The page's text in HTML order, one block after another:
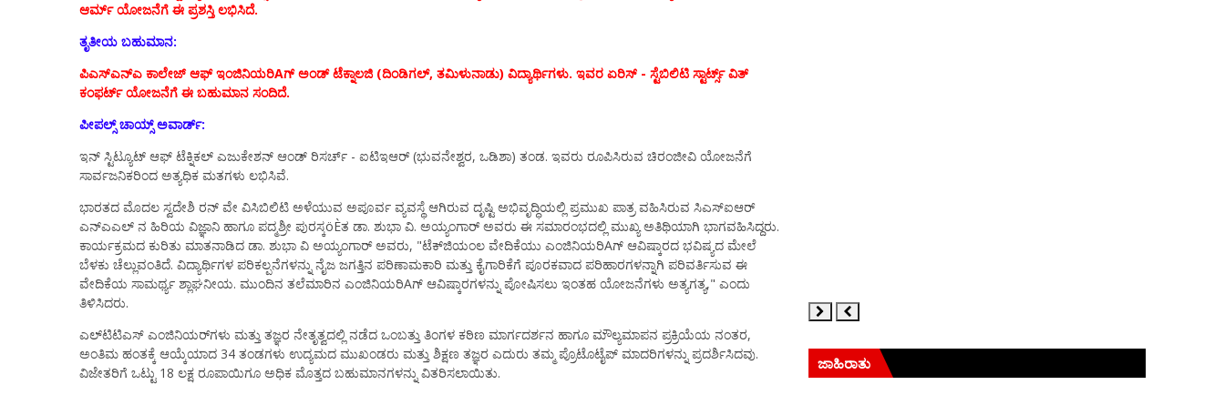
ಆರ್ಮ್ ಯೋಜನೆಗೆ ಈ ಪ್ರಶಸ್ತಿ ಲಭಿಸಿದೆ.
ತೃತೀಯ ಬಹುಮಾನ:
ಪಿಎಸ್‌ಎನ್‌ಎ ಕಾಲೇಜ್ ಆಫ್ ಇಂಜಿನಿಯರಿAಗ್ ಅಂಡ್ ಟೆಕ್ನಾಲಜಿ (ದಿಂಡಿಗಲ್, ತಮಿಳುನಾಡು) ವಿದ್ಯಾರ್ಥಿಗಳು. ಇವರ ಏರಿಸ್ - ಸ್ಟೆಬಿಲಿಟಿ ಸ್ಟಾರ್ಟ್ಸ್ ವಿತ್
ಕಂಫರ್ಟ್ ಯೋಜನೆಗೆ ಈ ಬಹುಮಾನ ಸಂದಿದೆ.
ಪೀಪಲ್ಸ್ ಚಾಯ್ಸ್ ಅವಾರ್ಡ್:
ಇನ್ ಸ್ಟಿಟ್ಯೂಟ್ ಆಫ್ ಟೆಕ್ನಿಕಲ್ ಎಜುಕೇಶನ್ ಆಂಡ್ ರಿಸರ್ಚ್ - ಐಟಿಇಆರ್ (ಭುವನೇಶ್ವರ, ಒಡಿಶಾ) ತಂಡ. ಇವರು ರೂಪಿಸಿರುವ ಚಿರಂಜೀವಿ ಯೋಜನೆಗೆ
ಸಾರ್ವಜನಿಕರಿಂದ ಅತ್ಯಧಿಕ ಮತಗಳು ಲಭಿಸಿವೆ.
ಭಾರತದ ಮೊದಲ ಸ್ವದೇಶಿ ರನ್ ವೇ ವಿಸಿಬಿಲಿಟಿ ಅಳೆಯುವ ಅಪೂರ್ವ ವ್ಯವಸ್ಥೆ ಆಗಿರುವ ದೃಷ್ಟಿ ಅಭಿವೃದ್ಧಿಯಲ್ಲಿ ಪ್ರಮುಖ ಪಾತ್ರ ವಹಿಸಿರುವ ಸಿಎಸ್‌ಐಆರ್
ಎನ್‌ಎಎಲ್ ನ ಹಿರಿಯ ವಿಜ್ಞಾನಿ ಹಾಗೂ ಪದ್ಮಶ್ರೀ ಪುರಸ್ಕöÈತ ಡಾ. ಶುಭಾ ವಿ. ಅಯ್ಯಂಗಾರ್ ಅವರು ಈ ಸಮಾರಂಭದಲ್ಲಿ ಮುಖ್ಯ ಅತಿಥಿಯಾಗಿ ಭಾಗವಹಿಸಿದ್ದರು.
ಕಾರ್ಯಕ್ರಮದ ಕುರಿತು ಮಾತನಾಡಿದ ಡಾ. ಶುಭಾ ವಿ ಅಯ್ಯಂಗಾರ್ ಅವರು, "ಟೆಕ್‌ಜಿಯಂಲ ವೇದಿಕೆಯು ಎಂಜಿನಿಯರಿAಗ್ ಆವಿಷ್ಕಾರದ ಭವಿಷ್ಯದ ಮೇಲೆ
ಬೆಳಕು ಚೆಲ್ಲುವಂತಿದೆ. ವಿದ್ಯಾರ್ಥಿಗಳ ಪರಿಕಲ್ಪನೆಗಳನ್ನು ನೈಜ ಜಗತ್ತಿನ ಪರಿಣಾಮಕಾರಿ ಮತ್ತು ಕೈಗಾರಿಕೆಗೆ ಪೂರಕವಾದ ಪರಿಹಾರಗಳನ್ನಾಗಿ ಪರಿವರ್ತಿಸುವ ಈ
ವೇದಿಕೆಯ ಸಾಮರ್ಥ್ಯ ಶ್ಲಾಘನೀಯ. ಮುಂದಿನ ತಲೆಮಾರಿನ ಎಂಜಿನಿಯರಿAಗ್ ಆವಿಷ್ಕಾರಗಳನ್ನು ಪೋಷಿಸಲು ಇಂತಹ ಯೋಜನೆಗಳು ಅತ್ಯಗತ್ಯ," ಎಂದು
ತಿಳಿಸಿದರು.
ಎಲ್‌ಟಿಟಿಎಸ್ ಎಂಜಿನಿಯರ್‌ಗಳು ಮತ್ತು ತಜ್ಞರ ನೇತೃತ್ವದಲ್ಲಿ ನಡೆದ ಒಂಬತ್ತು ತಿಂಗಳ ಕಠಿಣ ಮಾರ್ಗದರ್ಶನ ಹಾಗೂ ಮೌಲ್ಯಮಾಪನ ಪ್ರಕ್ರಿಯೆಯ ನಂತರ,
ಅಂತಿಮ ಹಂತಕ್ಕೆ ಆಯ್ಕೆಯಾದ 34 ತಂಡಗಳು ಉದ್ಯಮದ ಮುಖಂಡರು ಮತ್ತು ಶಿಕ್ಷಣ ತಜ್ಞರ ಎದುರು ತಮ್ಮ ಪ್ರೊಟೊಟೈಪ್ ಮಾದರಿಗಳನ್ನು ಪ್ರದರ್ಶಿಸಿದವು.
ವಿಜೇತರಿಗೆ ಒಟ್ಟು 18 ಲಕ್ಷ ರೂಪಾಯಿಗೂ ಅಧಿಕ ಮೊತ್ತದ ಬಹುಮಾನಗಳನ್ನು ವಿತರಿಸಲಾಯಿತು.
ಜಾಹಿರಾತು